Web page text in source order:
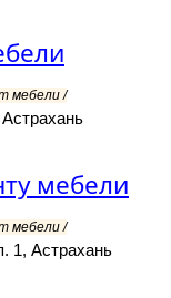
мебели /
мебели
мебели /
1, Астрахань